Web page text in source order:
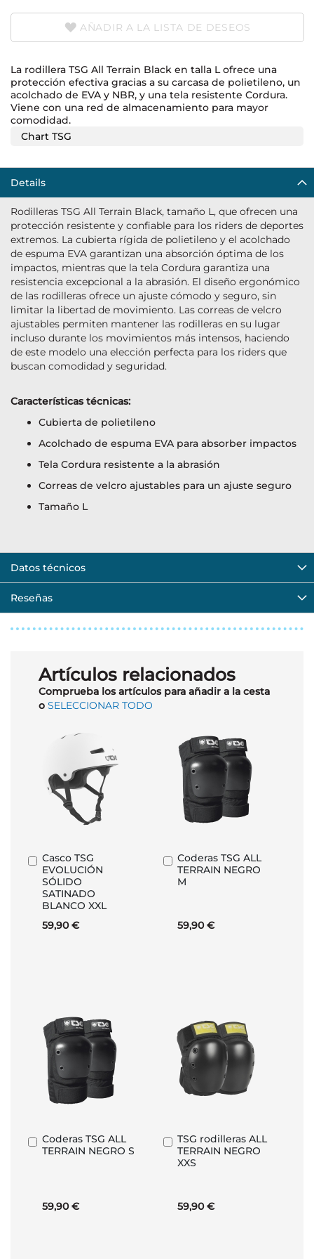
AÑADIR A LA LISTA DE DESEOS
La rodillera TSG All Terrain Black en talla L ofrece una
protección efectiva gracias a su carcasa de polietileno, un
acolchado de EVA y NBR, y una tela resistente Cordura.
Viene con una red de almacenamiento para mayor
comodidad.
Chart TSG
Details
Rodilleras TSG All Terrain Black, tamaño L, que ofrecen una
protección resistente y confiable para los riders de deportes
extremos. La cubierta rígida de polietileno y el acolchado
de espuma EVA garantizan una absorción óptima de los
impactos, mientras que la tela Cordura garantiza una
resistencia excepcional a la abrasión. El diseño ergonómico
de las rodilleras ofrece un ajuste cómodo y seguro, sin
limitar la libertad de movimiento. Las correas de velcro
ajustables permiten mantener las rodilleras en su lugar
incluso durante los movimientos más intensos, haciendo
de este modelo una elección perfecta para los riders que
buscan comodidad y seguridad.
Características técnicas:
Cubierta de polietileno
Acolchado de espuma EVA para absorber impactos
Tela Cordura resistente a la abrasión
Correas de velcro ajustables para un ajuste seguro
Tamaño L
Datos técnicos
Reseñas
Artículos relacionados
Comprueba los artículos para añadir a la cesta
o SELECCIONAR TODO
Casco TSG
EVOLUCIÓN
SÓLIDO
SATINADO
BLANCO XXL
59,90 €
Añadir
al
carrito
Coderas TSG ALL
TERRAIN NEGRO
M
59,90 €
Añadir
al
carrito
Coderas TSG ALL
TERRAIN NEGRO S
59,90 €
Añadir
al
TSG rodilleras ALL
TERRAIN NEGRO
XXS
59,90 €
Añadir
al
carrito